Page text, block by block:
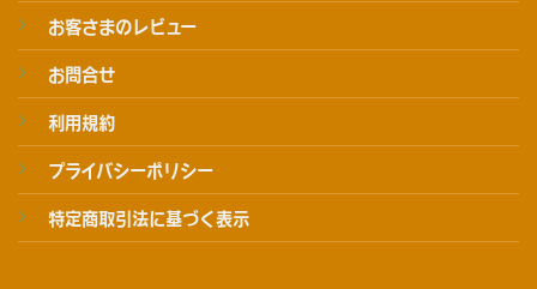
お客さまのレビュー
お問合せ
利用規約
プライバシーポリシー
特定商取引法に基づく表示